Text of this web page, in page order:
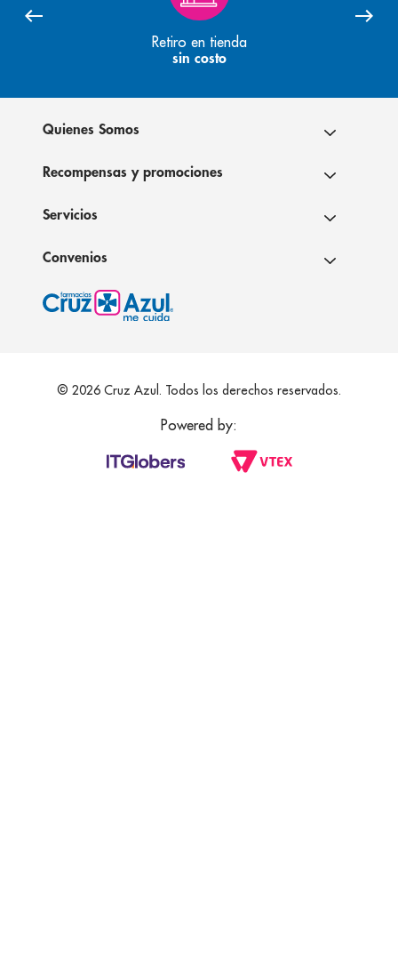
Retiro en tienda
sin costo
Quienes Somos
Recompensas y promociones
Servicios
Convenios
© 2026 Cruz Azul. Todos los derechos reservados.
Powered by: